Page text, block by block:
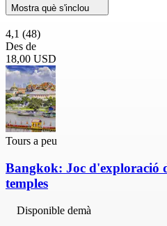
Mostra què s'inclou
4,1 (48)
Des de
18,00 USD
Tours a peu
Bangkok: Joc d'exploració
temples
Disponible demà